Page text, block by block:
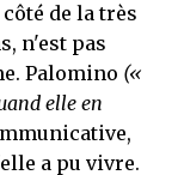
de la très
n'est pas
Palomino («
elle en
a pu vivre.